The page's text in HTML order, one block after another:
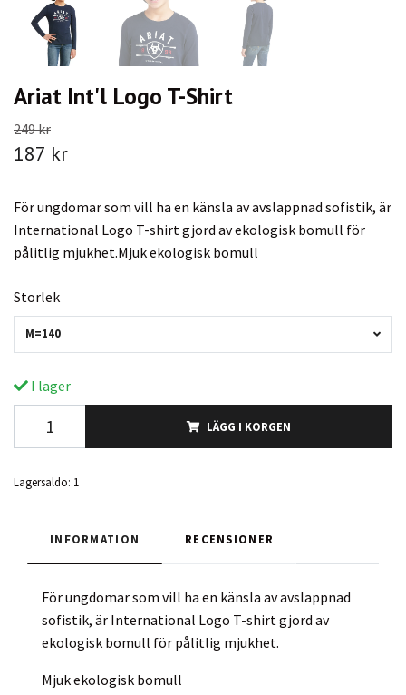
Ariat Int'l Logo T-Shirt
249 kr
187 kr
För ungdomar som vill ha en känsla av avslappnad sofistik, är
International Logo T-shirt gjord av ekologisk bomull för
pålitlig mjukhet.Mjuk ekologisk bomull
Storlek
M=140
I lager
LÄGG I KORGEN
Lagersaldo: 1
INFORMATION RECENSIONER
För ungdomar som vill ha en känsla av avslappnad
sofistik, är International Logo T-shirt gjord av
ekologisk bomull för pålitlig mjukhet.
Mjuk ekologisk bomull